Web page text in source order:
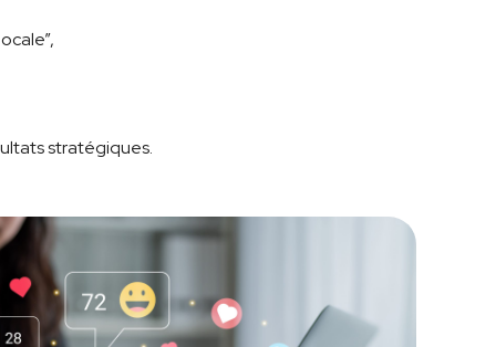
stratégiques.